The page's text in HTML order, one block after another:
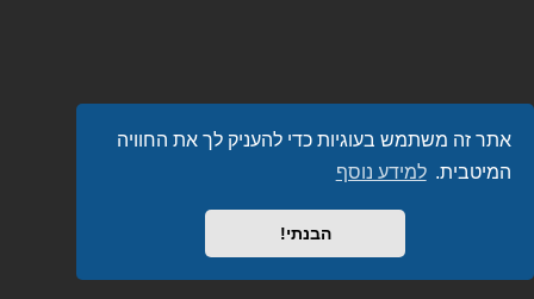
אתר זה משתמש בעוגיות כדי להעניק לך את החוויה
המיטבית. למידע נוסף
הבנתי!